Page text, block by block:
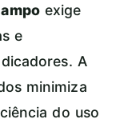
exige
e
A
minimiza
do uso